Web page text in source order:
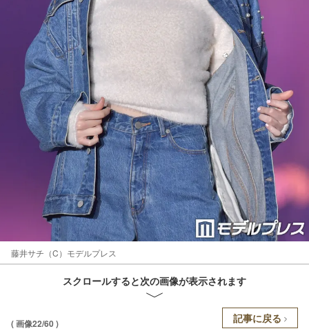
藤井サチ（C）モデルプレス
スクロールすると次の画像が表示されます
( 画像22/60 ) 記事に戻る